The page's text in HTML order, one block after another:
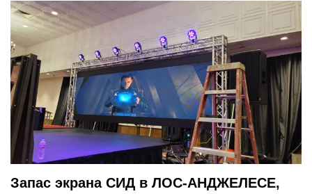
Запас экрана СИД в ЛОС-АНДЖЕЛЕСЕ,